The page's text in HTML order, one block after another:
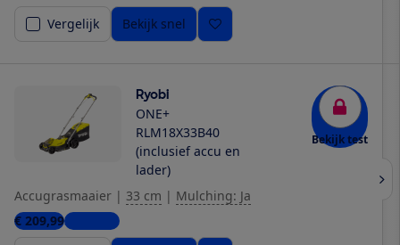
Vergelijk
Bekijk snel
Ryobi
ONE+
RLM18X33B40
(inclusief accu en
lader)
Bekijk test
Accugrasmaaier | 33 cm | Mulching: Ja
€ 209,993 winkels